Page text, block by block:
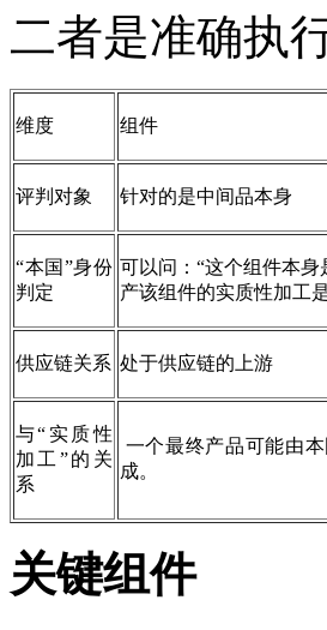
二者是准确执
维度 组件
评判对象 针对的是中间品本身
“本国”身份
判定
可以问：“这个组件本
产该组件的实质性加工
供应链关系 处于供应链的上游
与“实质性
加工”的关
系
一个最终产品可能由
成。
关键组件